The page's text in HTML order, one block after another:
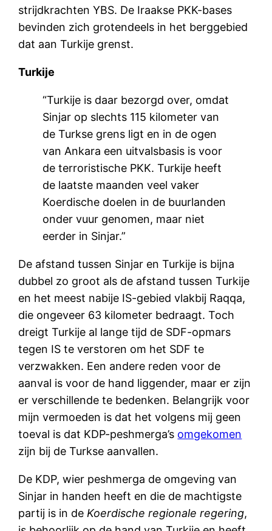
strijdkrachten YBS. De Iraakse PKK-bases
bevinden zich grotendeels in het berggebied
dat aan Turkije grenst.
Turkije
“Turkije is daar bezorgd over, omdat
Sinjar op slechts 115 kilometer van
de Turkse grens ligt en in de ogen
van Ankara een uitvalsbasis is voor
de terroristische PKK. Turkije heeft
de laatste maanden veel vaker
Koerdische doelen in de buurlanden
onder vuur genomen, maar niet
eerder in Sinjar.”
De afstand tussen Sinjar en Turkije is bijna
dubbel zo groot als de afstand tussen Turkije
en het meest nabije IS-gebied vlakbij Raqqa,
die ongeveer 63 kilometer bedraagt. Toch
dreigt Turkije al lange tijd de SDF-opmars
tegen IS te verstoren om het SDF te
verzwakken. Een andere reden voor de
aanval is voor de hand liggender, maar er zijn
er verschillende te bedenken. Belangrijk voor
mijn vermoeden is dat het volgens mij geen
toeval is dat KDP-peshmerga’s omgekomen
zijn bij de Turkse aanvallen.
De KDP, wier peshmerga de omgeving van
Sinjar in handen heeft en die de machtigste
partij is in de Koerdische regionale regering,